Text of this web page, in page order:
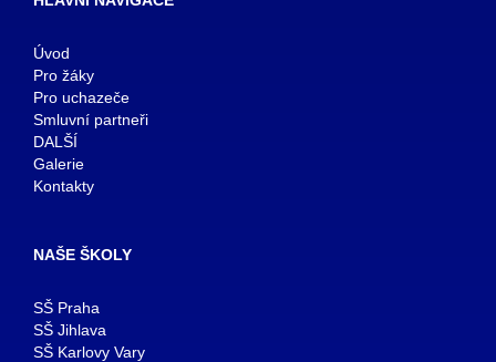
Úvod
Pro žáky
Pro uchazeče
Smluvní partneři
DALŠÍ
Galerie
Kontakty
NAŠE ŠKOLY
SŠ Praha
SŠ Jihlava
SŠ Karlovy Vary